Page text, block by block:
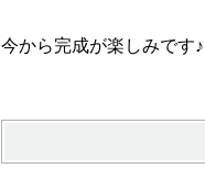
今から完成が楽しみです♪